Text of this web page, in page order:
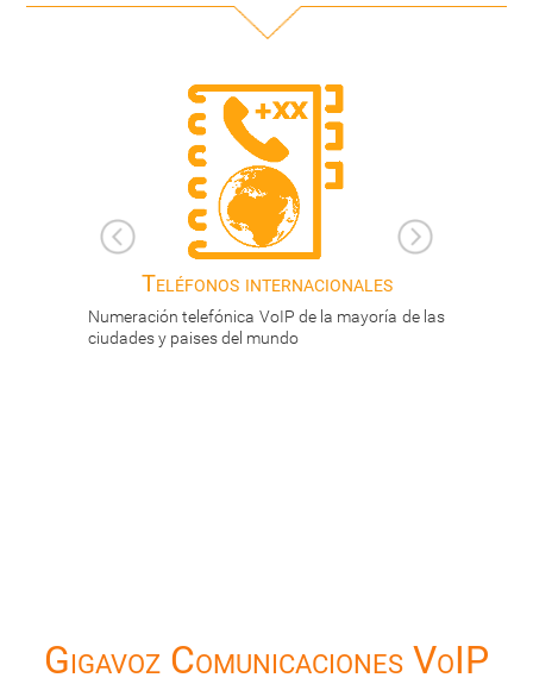
la mayoría de las
Teléfonos nacionales
Numeración telefónica con descuentos de hasta
el 60% con respecto a las líneas convencionales
Gigavoz Comunicaciones VoIP